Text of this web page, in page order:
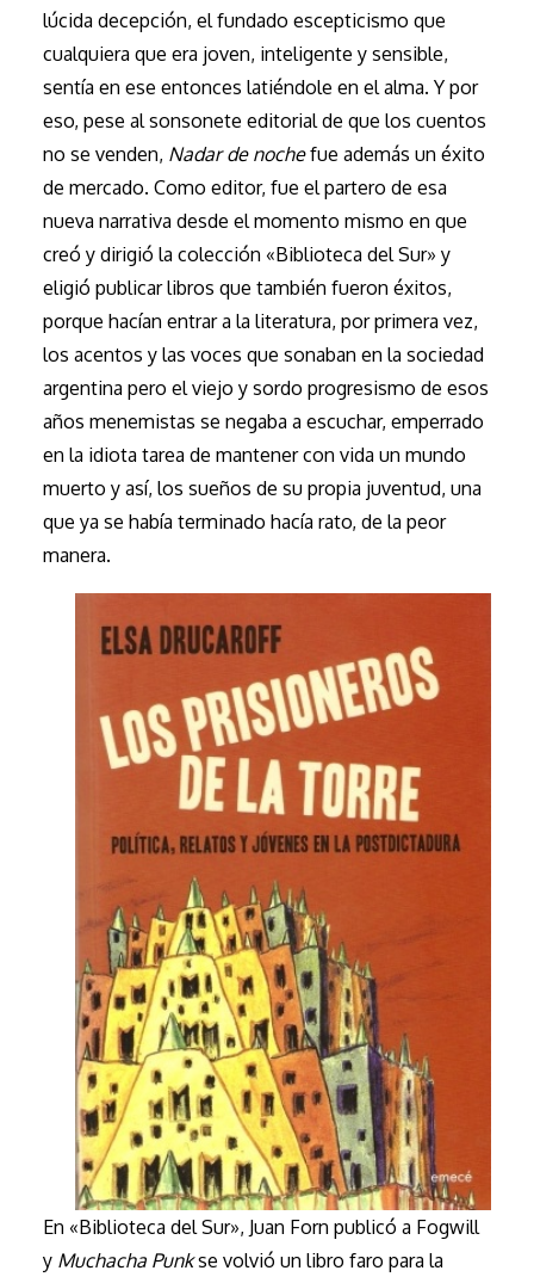
lúcida decepción, el fundado escepticismo que
cualquiera que era joven, inteligente y sensible,
sentía en ese entonces latiéndole en el alma. Y por
eso, pese al sonsonete editorial de que los cuentos
no se venden, Nadar de nochefue además un éxito
de mercado. Como editor, fue el partero de esa
nueva narrativa desde el momento mismo en que
creó y dirigió la colección «Biblioteca del Sur» y
eligió publicar libros que también fueron éxitos,
porque hacían entrar a la literatura, por primera vez,
los acentos y las voces que sonaban en la sociedad
argentina pero el viejo y sordo progresismo de esos
años menemistas se negaba a escuchar, emperrado
en la idiota tarea de mantener con vida un mundo
muerto y así, los sueños de su propia juventud, una
que ya se había terminado hacía rato, de la peor
manera.
En «Biblioteca del Sur», Juan Forn publicó a Fogwill
y Muchacha Punkse volvió un libro faro para la